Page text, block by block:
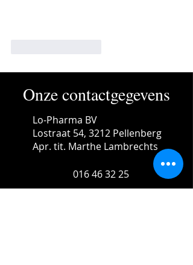
Onze contactgegevens
Lo-Pharma BV
Lostraat 54, 3212 Pellenberg
Apr. tit. Marthe Lambrechts
016 46 32 25